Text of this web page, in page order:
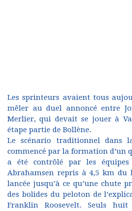
Les sprinteurs avaient tous
mêler au duel annoncé entre
Merlier, qui devait se jouer à
étape partie de Bollène.
Le scénario traditionnel dans
commencé par la formation d’un
a été contrôlé par les équipes
Abrahamsen repris à 4,5 km du
lancée jusqu’à ce qu’une chute
des bolides du peloton de
Franklin Roosevelt. Seuls